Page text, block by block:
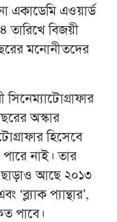
একাডেমি এওয়ার্ড
তারিখে বিজয়ী
মনোনীতদের
অস্কার
হিসেবে
নাই। তার
ছাড়াও আছে ২০১৩
‘ব্ল্যাক প্যান্থার’,
পাবে।